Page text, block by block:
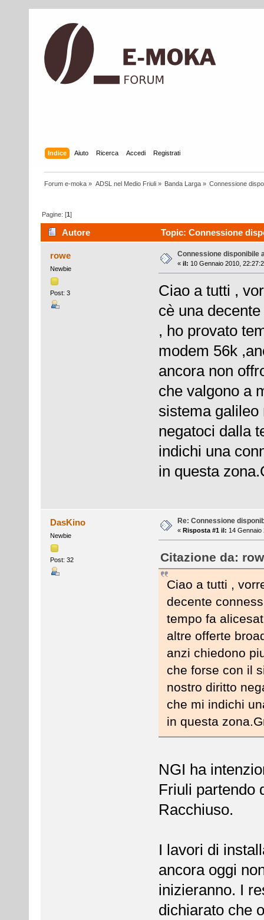
Indice Aiuto Ricerca Accedi Registrati
Forum e-moka » ADSL nel Medio Friuli» Banda Larga» Connessione
Pagine: [1]
Autore Topic: Connessione
rowe
Newbie
Post: 3
Connessione disponibile
« il: 10 Gennaio 2010,
Ciao a tutti ,
cè una
, ho provato
modem 56k
ancora non
che valgono a
sistema
negatoci dalla
indichi una
in questa
DasKino
Newbie
Post: 32
Re: Connessione
« Risposta #1 il: 14 Gennaio
Citazione da:
Ciao a tutti ,
decente
tempo fa
altre offerte
anzi chiedono
che forse con il
nostro diritto
che mi indichi
in questa
NGI ha
Friuli partendo
Racchiuso.
I lavori di
ancora oggi
inizieranno. I
dichiarato che